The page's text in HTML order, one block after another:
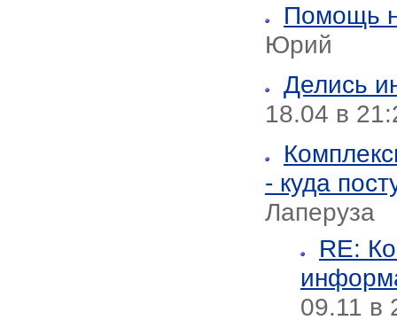
Помощь
Юрий
Делись
18.04 в
- куда
Лаперуза
RE:
09.11 в